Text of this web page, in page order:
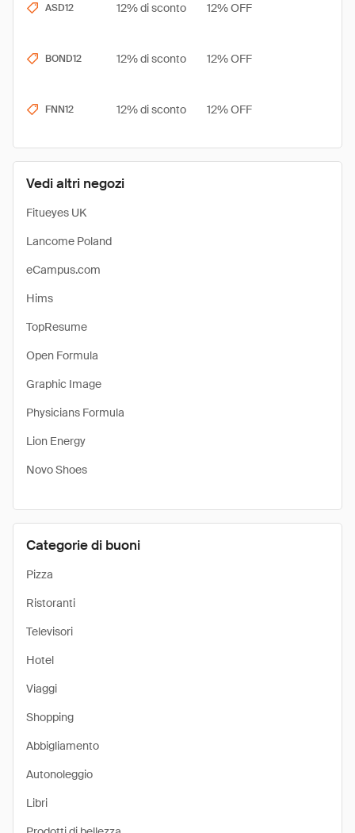
Vedi altri negozi
Fitueyes UK
Lancome Poland
eCampus.com
Hims
TopResume
Open Formula
Graphic Image
Physicians Formula
Lion Energy
Novo Shoes
Categorie di buoni
Pizza
Ristoranti
Televisori
Hotel
Viaggi
Shopping
Abbigliamento
Autonoleggio
Libri
ASD12 12% di sconto 12% OFF
BOND12 12% di sconto 12% OFF
FNN12 12% di sconto 12% OFF